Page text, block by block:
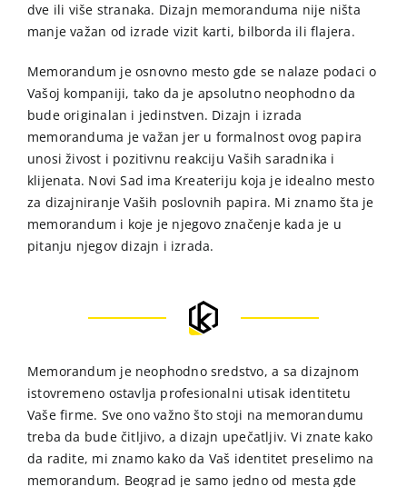
dve ili više stranaka. Dizajn memoranduma nije ništa
manje važan od izrade vizit karti, bilborda ili flajera.
Memorandum je osnovno mesto gde se nalaze podaci o
Vašoj kompaniji, tako da je apsolutno neophodno da
bude originalan i jedinstven. Dizajn i izrada
memoranduma je važan jer u formalnost ovog papira
unosi živost i pozitivnu reakciju Vaših saradnika i
klijenata. Novi Sad ima Kreateriju koja je idealno mesto
za dizajniranje Vaših poslovnih papira. Mi znamo šta je
memorandum i koje je njegovo značenje kada je u
pitanju njegov dizajn i izrada.
Memorandum je neophodno sredstvo, a sa dizajnom
istovremeno ostavlja profesionalni utisak identitetu
Vaše firme. Sve ono važno što stoji na memorandumu
treba da bude čitljivo, a dizajn upečatljiv. Vi znate kako
da radite, mi znamo kako da Vaš identitet preselimo na
memorandum. Beograd je samo jedno od mesta gde